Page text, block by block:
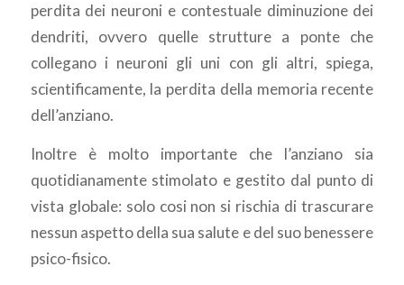
perdita dei neuroni e contestuale diminuzione dei
dendriti, ovvero quelle strutture a ponte che
collegano i neuroni gli uni con gli altri, spiega,
scientificamente, la perdita della memoria recente
dell’anziano.
Inoltre è molto importante che l’anziano sia
quotidianamente stimolato e gestito dal punto di
vista globale: solo cosi non si rischia di trascurare
nessun aspetto della sua salute e del suo benessere
psico-fisico.